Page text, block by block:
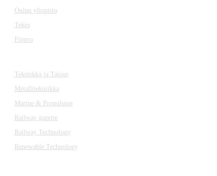
Oulun yliopisto
Tekes
Finpro
Tekniikka ja Talous
Metallitekniikka
Marine & Propulsion
Railway gazette
Railway Technology
Renewable Technology